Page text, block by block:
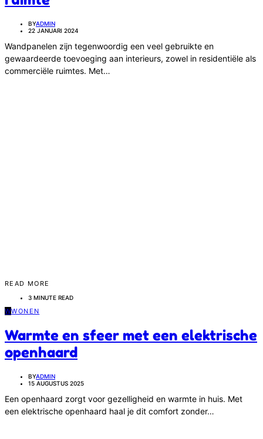
BYADMIN
22 JANUARI 2024
Wandpanelen zijn tegenwoordig een veel gebruikte en
gewaardeerde toevoeging aan interieurs, zowel in residentiële als
commerciële ruimtes. Met…
READ MORE
3 MINUTE READ
WWONEN
Warmte en sfeer met een elektrische
openhaard
BYADMIN
15 AUGUSTUS 2025
Een openhaard zorgt voor gezelligheid en warmte in huis. Met
een elektrische openhaard haal je dit comfort zonder…